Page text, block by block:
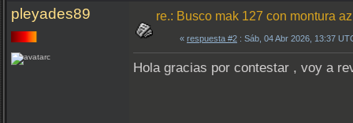
pleyades89 re.: Busco mak 127 con montura az
« respuesta #2 : Sáb, 04 Abr 2026, 13:37
Hola gracias por contestar , voy a